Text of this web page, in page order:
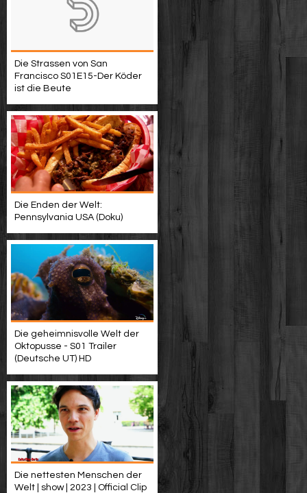
Die Strassen von San
Francisco S01E15-Der Köder
ist die Beute
Die Enden der Welt:
Pennsylvania USA (Doku)
Die geheimnisvolle Welt der
Oktopusse - S01 Trailer
(Deutsche UT) HD
Die nettesten Menschen der
Welt | show | 2023 | Official Clip